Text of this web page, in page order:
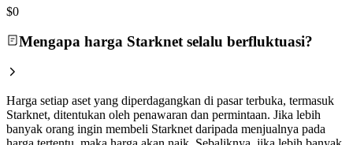
$0
Mengapa harga Starknet selalu berfluktuasi?
Harga setiap aset yang diperdagangkan di pasar terbuka, termasuk
Starknet, ditentukan oleh penawaran dan permintaan. Jika lebih
banyak orang ingin membeli Starknet daripada menjualnya pada